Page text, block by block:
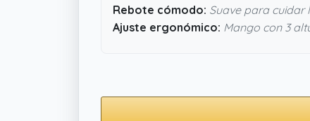
Rebote cómodo: Suave para cuidar
Ajuste ergonómico: Mango con 3